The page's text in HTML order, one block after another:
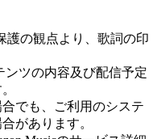
護の観点より、歌詞の印
ツの内容及び配信予定
でも、ご利用のシステ
があります。